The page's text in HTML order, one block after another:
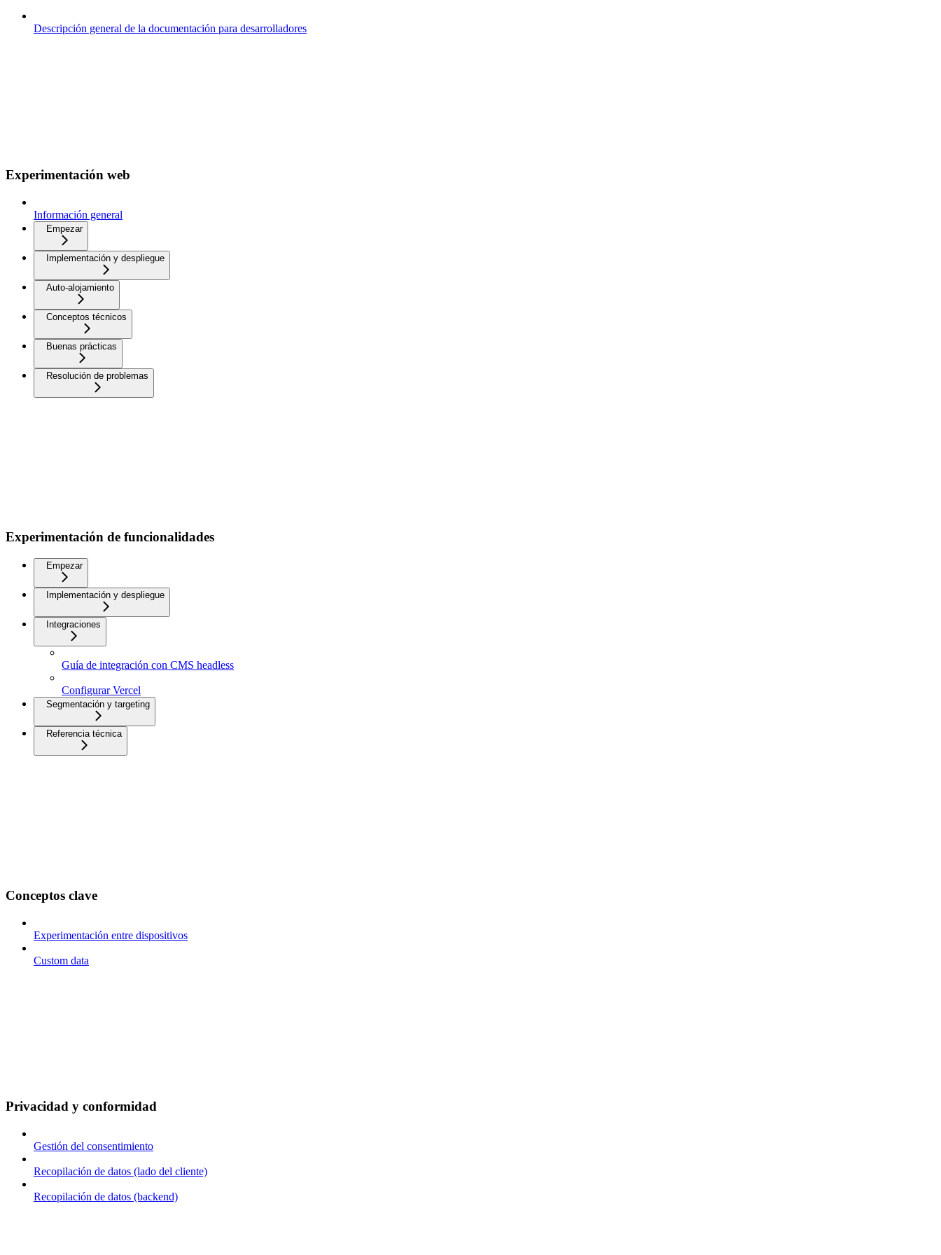
Descripción general de la documentación para desarrolladores
Experimentación web
Información general
Empezar
Implementación y despliegue
Auto-alojamiento
Conceptos técnicos
Buenas prácticas
Resolución de problemas
Experimentación de funcionalidades
Empezar
Implementación y despliegue
Integraciones
Guía de integración con CMS headless
Configurar Vercel
Segmentación y targeting
Referencia técnica
Conceptos clave
Experimentación entre dispositivos
Custom data
Privacidad y conformidad
Gestión del consentimiento
Recopilación de datos (lado del cliente)
Recopilación de datos (backend)